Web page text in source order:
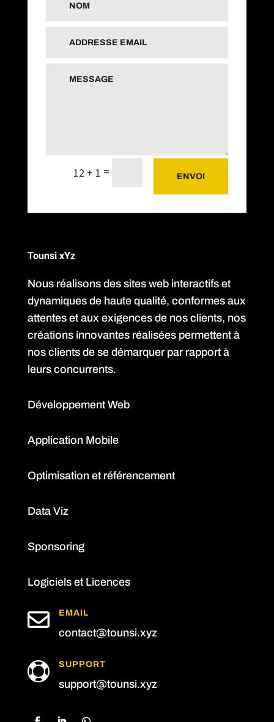
12 + 1 = ENVOI
Tounsi xYz
Nous réalisons des sites web interactifs et
dynamiques de haute qualité, conformes aux
attentes et aux exigences de nos clients, nos
créations innovantes réalisées permettent à
nos clients de se démarquer par rapport à
leurs concurrents.
Développement Web
Application Mobile
Optimisation et référencement
Data Viz
Sponsoring
Logiciels et Licences
 EMAIL
contact@tounsi.xyz
 SUPPORT
support@tounsi.xyz